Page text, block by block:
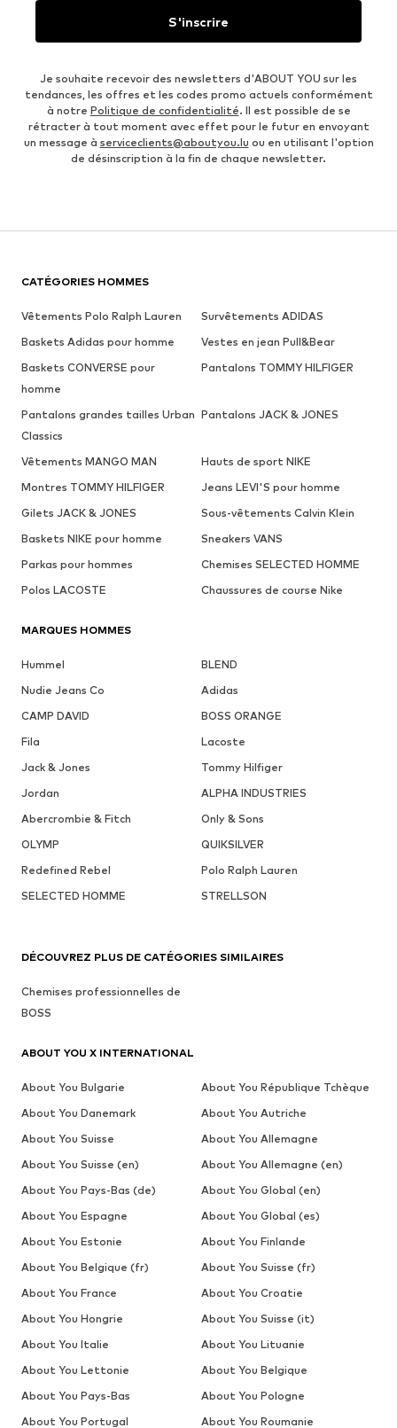
S'inscrire
Je souhaite recevoir des newsletters d'ABOUT YOU sur les
tendances, les offres et les codes promo actuels conformément
à notre Politique de confidentialité. Il est possible de se
rétracter à tout moment avec effet pour le futur en envoyant
un message à serviceclients@aboutyou.lu ou en utilisant l'option
de désinscription à la fin de chaque newsletter.
CATÉGORIES HOMMES
Vêtements Polo Ralph Lauren
Survêtements ADIDAS
Baskets Adidas pour homme
Vestes en jean Pull&Bear
Baskets CONVERSE pour
homme
Pantalons TOMMY HILFIGER
Pantalons grandes tailles Urban
Classics
Pantalons JACK & JONES
Vêtements MANGO MAN
Hauts de sport NIKE
Montres TOMMY HILFIGER
Jeans LEVI'S pour homme
Gilets JACK & JONES
Sous-vêtements Calvin Klein
Baskets NIKE pour homme
Sneakers VANS
Parkas pour hommes
Chemises SELECTED HOMME
Polos LACOSTE
Chaussures de course Nike
MARQUES HOMMES
Hummel
BLEND
Nudie Jeans Co
Adidas
CAMP DAVID
BOSS ORANGE
Fila
Lacoste
Jack & Jones
Tommy Hilfiger
Jordan
ALPHA INDUSTRIES
Abercrombie & Fitch
Only & Sons
OLYMP
QUIKSILVER
Redefined Rebel
Polo Ralph Lauren
SELECTED HOMME
STRELLSON
DÉCOUVREZ PLUS DE CATÉGORIES SIMILAIRES
Chemises professionnelles de
BOSS
ABOUT YOU X INTERNATIONAL
About You Bulgarie
About You République Tchèque
About You Danemark
About You Autriche
About You Suisse
About You Allemagne
About You Suisse (en)
About You Allemagne (en)
About You Pays-Bas (de)
About You Global (en)
About You Espagne
About You Global (es)
About You Estonie
About You Finlande
About You Belgique (fr)
About You Suisse (fr)
About You France
About You Croatie
About You Hongrie
About You Suisse (it)
About You Italie
About You Lituanie
About You Lettonie
About You Belgique
About You Pays-Bas
About You Pologne
About You Portugal
About You Roumanie